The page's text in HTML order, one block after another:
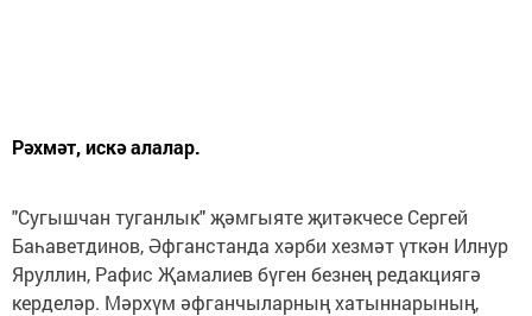
Рәхмәт, искә алалар.
"Сугышчан туганлык" җәмгыяте җитәкчесе Сергей
Баһаветдинов, Әфганстанда хәрби хезмәт үткән Илнур
Яруллин, Рафис Җамалиев бүген безнең редакциягә
керделәр. Мәрхүм әфганчыларның хатыннарының,